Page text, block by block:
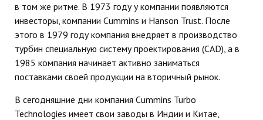
в том же ритме. В 1973 году у компании появляются
инвесторы, компании Cummins и Hanson Trust. После
этого в 1979 году компания внедряет в производство
турбин специальную систему проектирования (CAD), а в
1985 компания начинает активно заниматься
поставками своей продукции на вторичный рынок.
В сегодняшние дни компания Cummins Turbo
Technologies имеет свои заводы в Индии и Китае,